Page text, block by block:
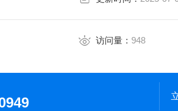
访问量： 948